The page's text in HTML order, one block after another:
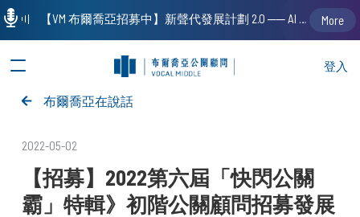
登入
布爾喬亞在說話
2022-05-02
【招募】2022第六屆「快閃公關
霸」特輯》初階公關顧問招募發展
【VM 布爾喬亞招募中】新聲代發展計劃 2.0 ── AI PR 人才加速養成計劃（歡迎「應屆畢業生」、「一年以下相關 / 三年以下非相關經驗工作者」申請加入） More